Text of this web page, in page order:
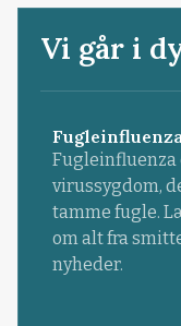
Vi går i
Fugleinfluenza
virussygdom,
tamme fugle.
om alt fra
nyheder.